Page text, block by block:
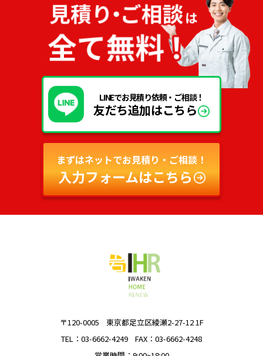
LINEでお見積り依頼・ご相談！
友だち追加はこちら
まずはネットでお見積り・ご相談！
入力フォームはこちら
〒120-0005
東京都足立区綾瀬2-27-12 1F
TEL：03-6662-4249
FAX：03-6662-4248